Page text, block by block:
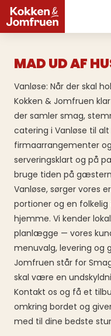
MAD UD AF
Vanløse: Når der skal
Kokken & Jomfruen
der samler smag,
catering i Vanløse til
firmaarrangementer
serveringsklart og på
bruge tiden på
Vanløse, sørger vores
portioner og en
hjemme. Vi kender
planlægge — vores
menuvalg, levering og
Jomfruen står for
skal være en
Kontakt os og få et
omkring bordet og
med til dine bedste